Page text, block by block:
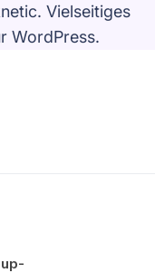
Vielseitiges
WordPress.